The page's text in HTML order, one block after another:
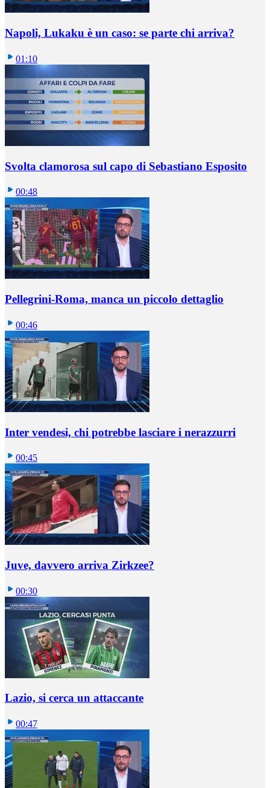
Napoli, Lukaku è un caso: se parte chi arriva?
01:10
Svolta clamorosa sul capo di Sebastiano Esposito
00:48
Pellegrini-Roma, manca un piccolo dettaglio
00:46
Inter vendesi, chi potrebbe lasciare i nerazzurri
00:45
Juve, davvero arriva Zirkzee?
00:30
Lazio, si cerca un attaccante
00:47